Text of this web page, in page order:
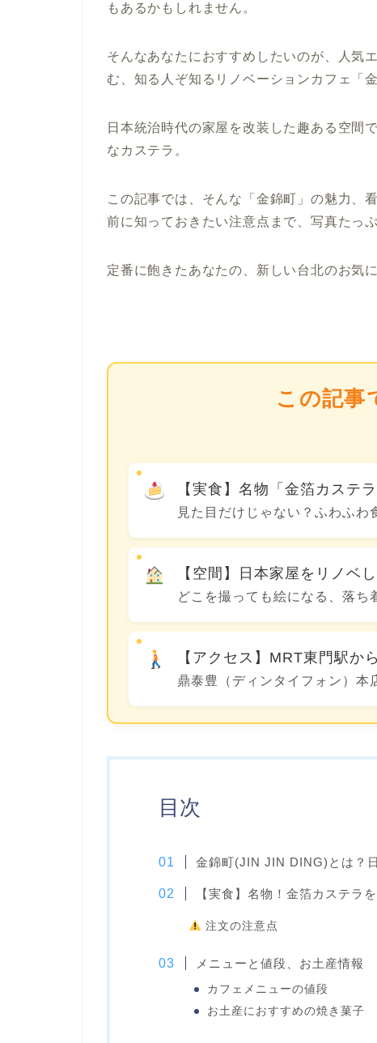
もあるかもしれません。
そんなあなたにおすすめしたいのが、人気
む、知る人ぞ知るリノベーションカフェ
「
日本統治時代の家屋を改装した趣ある空間
なカステラ 。
この記事では、そんな「金錦町」の魅力、
前に知っておきたい注意点まで、写真たっ
定番に飽きたあなたの、新しい台北のお気
この記事
【実食】名物「金箔カステ
見た目だけじゃない？ふわふわ
【空間】日本家屋をリノベ
どこを撮っても絵になる、落ち
【アクセス】MRT東門駅か
鼎泰豊（ディンタイフォン）本
目次
金錦町(JIN JIN DING)とは？
【実食】名物！金箔カステラ
注文の注意点
メニューと値段、お土産情報
カフェメニューの値段
お土産におすすめの焼き菓子